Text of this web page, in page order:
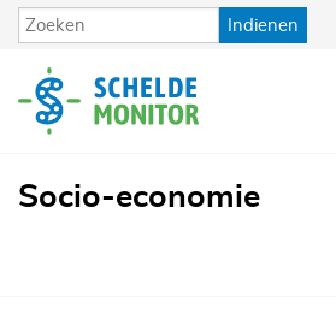
Overslaan
en
de
inhoud
Indienen
Socio-economie